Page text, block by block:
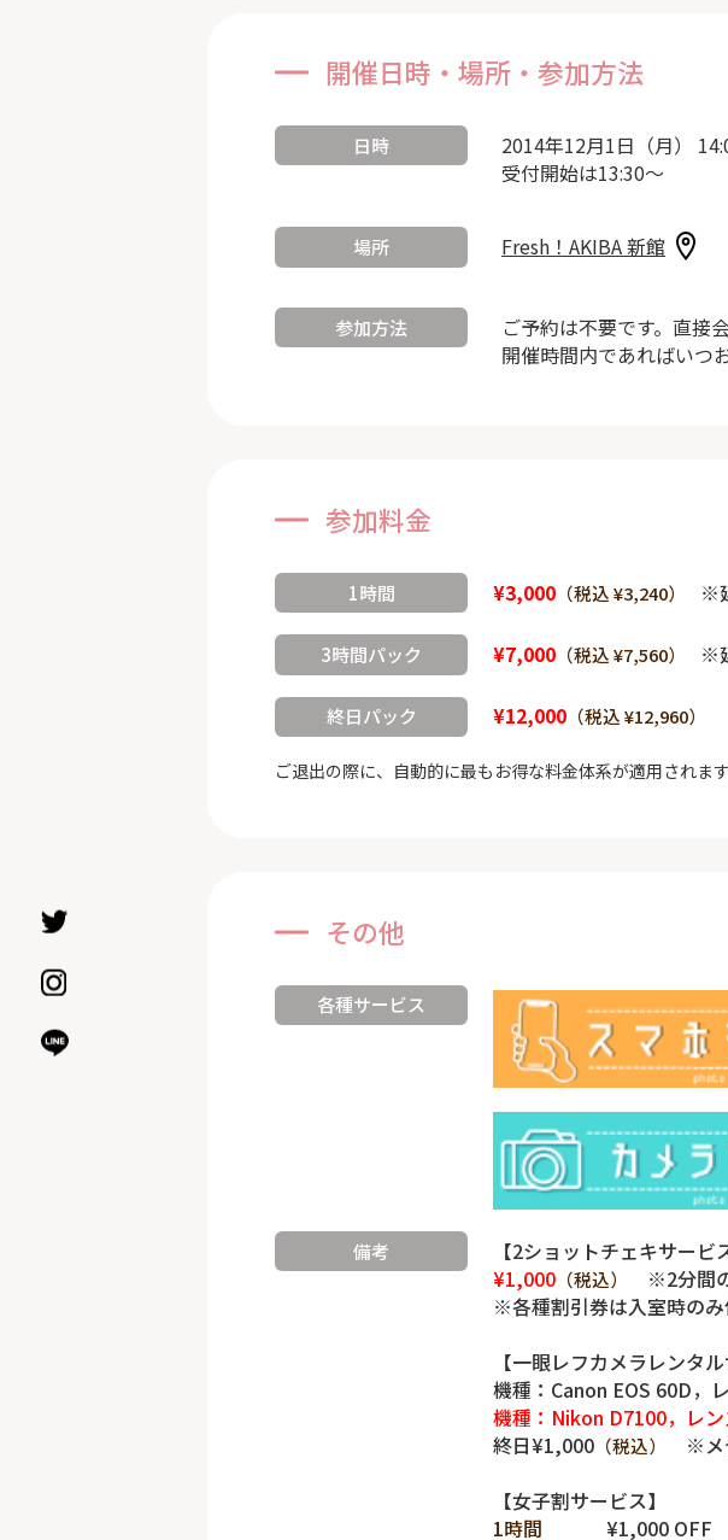
開催日時・場所・参加方法
日時
2014年12月1日（月）
受付開始は13:30～
場所 Fresh！AKIBA 新館
参加方法
ご予約は不要です。直接
開催時間内であればいつ
参加料金
1時間 ¥3,000 （税込 ¥3,240） ※
3時間パック ¥7,000 （税込 ¥7,560） ※
終日パック ¥12,000 （税込 ¥12,960）
ご退出の際に、自動的に最もお得な料金体系が適用されます
その他
各種サービス
備考
【2ショットチェキサービ
¥1,000 （税込）
※2分間
※各種割引券は入室時のみ
【一眼レフカメラレンタル
機種：Canon EOS 60D，
機種：Nikon D7100，レ
終日¥1,000 （税込）
※メ
【女子割サービス】
1時間
¥1,000 OFF